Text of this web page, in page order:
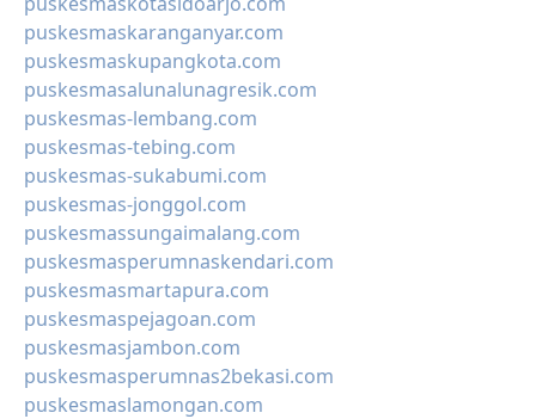
puskesmaskaranganyar.com
puskesmaskupangkota.com
puskesmasalunalunagresik.com
puskesmas-lembang.com
puskesmas-tebing.com
puskesmas-sukabumi.com
puskesmas-jonggol.com
puskesmassungaimalang.com
puskesmasperumnaskendari.com
puskesmasmartapura.com
puskesmaspejagoan.com
puskesmasjambon.com
puskesmasperumnas2bekasi.com
puskesmaslamongan.com